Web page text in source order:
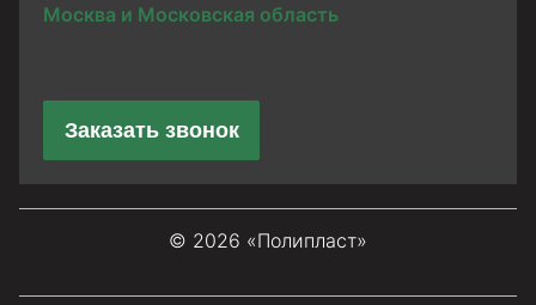
Москва и Московская область
Заказать звонок
© 2026 «Полипласт»